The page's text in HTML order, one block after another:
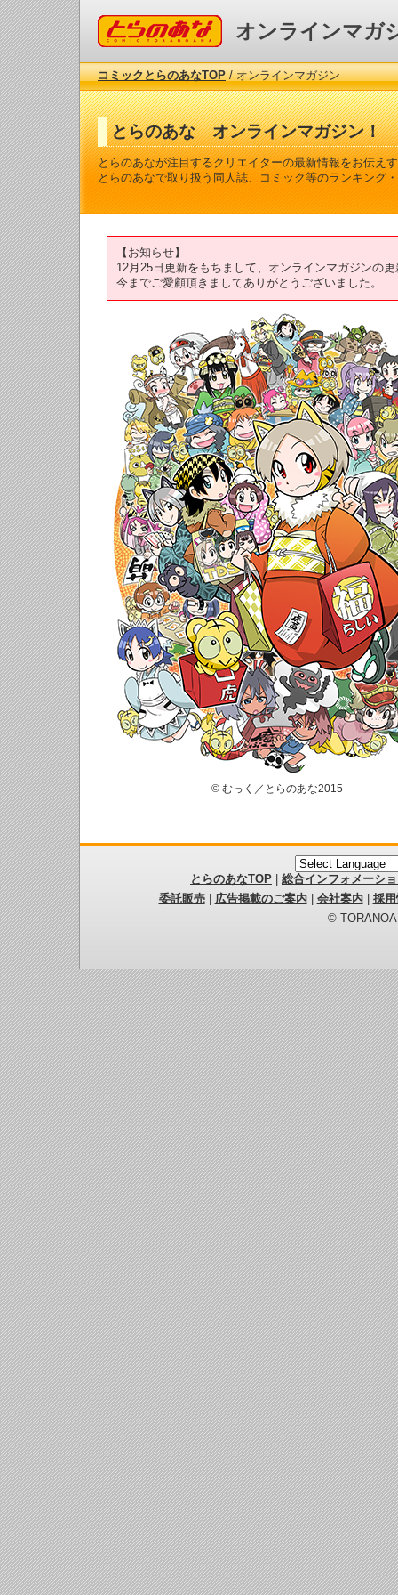
コミックとらのあな オンラインマガ
コミックとらのあなTOP/ オンラインマガジン
とらのあな オンラインマガジン！
とらのあなが注目するクリエイターの最新情報をお伝え
とらのあなで取り扱う同人誌、コミック等のランキング
【お知らせ】
12月25日更新をもちまして、オンラインマガジンの
今までご愛顧頂きましてありがとうございました。
© むっく／とらのあな2015
とらのあなTOP
総合インフォメーシ
委託販売| 広告掲載のご案内| 会社案内| 採
©